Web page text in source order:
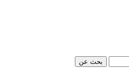
بحث عن